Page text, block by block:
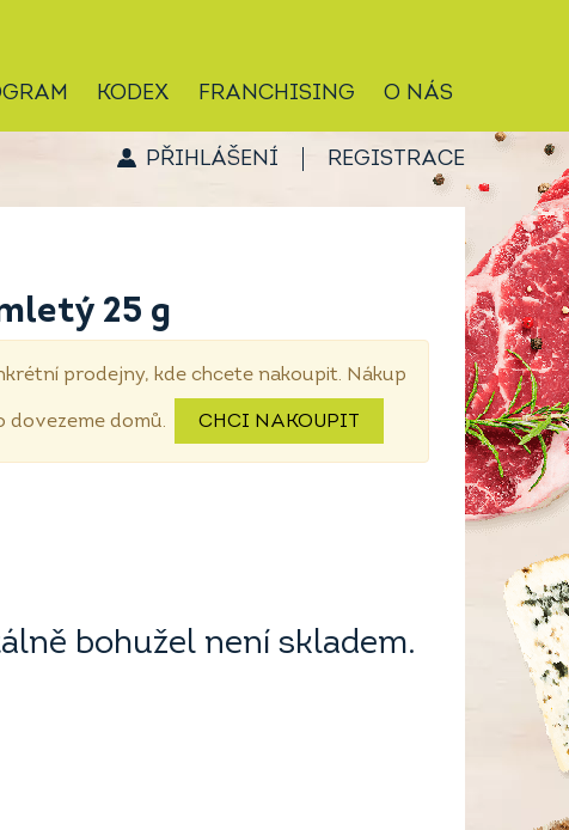
KODEX FRANCHISING O NÁS
PŘIHLÁŠENÍ REGISTRACE
25 g
prodejny, kde chcete nakoupit. Nákup
dovezeme domů. CHCI NAKOUPIT
bohužel není skladem.